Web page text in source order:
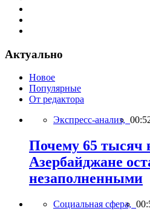
Актуально
Новое
Популярные
От редактора
Экспресс-анализ,
Почему 65 тысяч
Азербайджане
незаполненными
Социальная сфера,